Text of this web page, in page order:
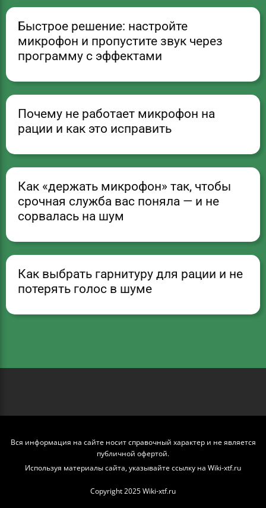
Быстрое решение: настройте
микрофон и пропустите звук через
программу с эффектами
Почему не работает микрофон на
рации и как это исправить
Как «держать микрофон» так, чтобы
срочная служба вас поняла — и не
сорвалась на шум
Как выбрать гарнитуру для рации и не
потерять голос в шуме
Вся информация на сайте носит справочный характер и не является
публичной офертой.
Используя материалы сайта, указывайте ссылку на Wiki-xtf.ru
Copyright 2025 Wiki-xtf.ru